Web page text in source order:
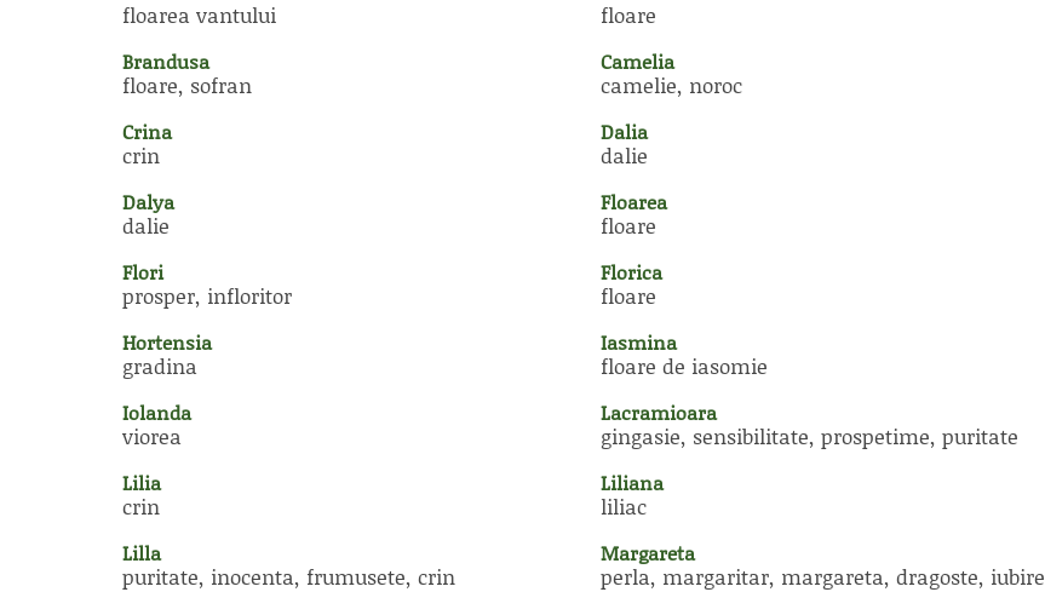
floarea vantului floare
Brandusa
floare, sofran
Camelia
camelie, noroc
Crina
crin
Dalia
dalie
Dalya
dalie
Floarea
floare
Flori
prosper, infloritor
Florica
floare
Hortensia
gradina
Iasmina
floare de iasomie
Iolanda
viorea
Lacramioara
gingasie, sensibilitate, prospetime, puritate
Lilia
crin
Liliana
liliac
Lilla
puritate, inocenta, frumusete, crin
Margareta
perla, margaritar, margareta, dragoste, iubire